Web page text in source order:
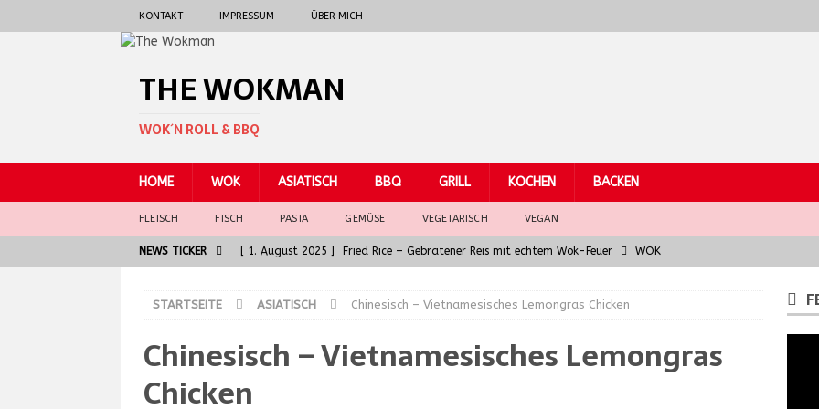
KONTAKT IMPRESSUM ÜBER MICH
THE WOKMAN
WOK´N ROLL & BBQ
HOME WOK ASIATISCH BBQ GRILL KOCHEN BACKEN
FLEISCH FISCH PASTA GEMÜSE VEGETARISCH VEGAN
NEWS TICKER [ 1. August 2025 ] Fried Rice – Gebratener Reis mit echtem Wok-Feuer WOK
[ 5. Juni 2025 ] Badische Kalbsleber mit asiatischem Fusion-Jus – Wok Hei für Gourmets
ASIATISCH
Die Seele der Garküchen: Grundzutaten der südostasiatischen Küche
[ 7. August 2025 ]
STARTSEITE ASIATISCH Chinesisch – Vietnamesisches Lemongras Chicken
Chinesisch – Vietnamesisches Lemongras
Chicken